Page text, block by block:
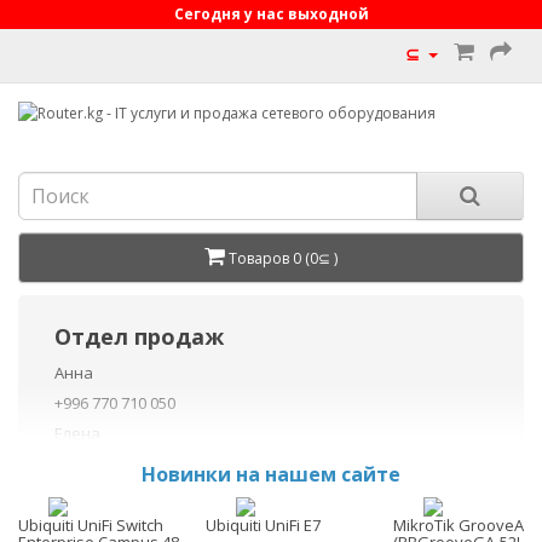
Сегодня у нас выходной
⊆
Товаров 0 (0⊆ )
Отдел продаж
Анна
+996 770 710 050
Елена
+996 770 710 040
+996 755 710 050
Данил
Новинки на нашем сайте
Ubiquiti UniFi Switch Ubiquiti UniFi E7 MikroTik GrooveA